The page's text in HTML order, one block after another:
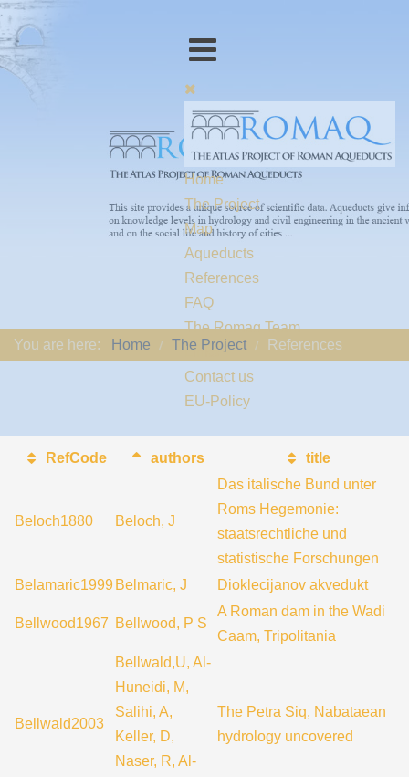
Home
The Project
Map
Aqueducts
References
FAQ
The Romaq Team
Links
Contact us
EU-Policy
You are here: Home The Project References
RefCode authors title
Beloch1880 Beloch, J
Das italische Bund unter
Roms Hegemonie:
staatsrechtliche und
statistische Forschungen
Belamaric1999 Belmaric, J Dioklecijanov akvedukt
Bellwood1967 Bellwood, P S
A Roman dam in the Wadi
Caam, Tripolitania
Bellwald2003
Bellwald,U, Al-
Huneidi, M,
Salihi, A,
Keller, D,
Naser, R, Al-
The Petra Siq, Nabataean
hydrology uncovered